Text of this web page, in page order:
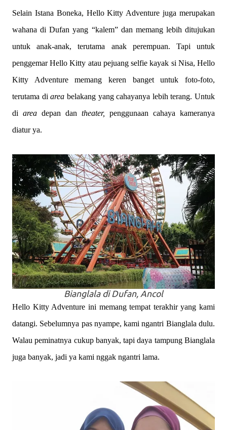
Selain Istana Boneka, Hello Kitty Adventure juga merupakan
wahana di Dufan yang “kalem” dan memang lebih ditujukan
untuk anak-anak, terutama anak perempuan. Tapi untuk
penggemar Hello Kitty atau pejuang selfie kayak si Nisa, Hello
Kitty Adventure memang keren banget untuk foto-foto,
terutama diarea belakang yang cahayanya lebih terang. Untuk
di area depan dan theater, penggunaan cahaya kameranya
diatur ya.
Bianglala di Dufan, Ancol
Hello Kitty Adventure ini memang tempat terakhir yang kami
datangi. Sebelumnya pas nyampe, kami ngantri Bianglala dulu.
Walau peminatnya cukup banyak, tapi daya tampung Bianglala
juga banyak, jadi ya kami nggak ngantri lama.